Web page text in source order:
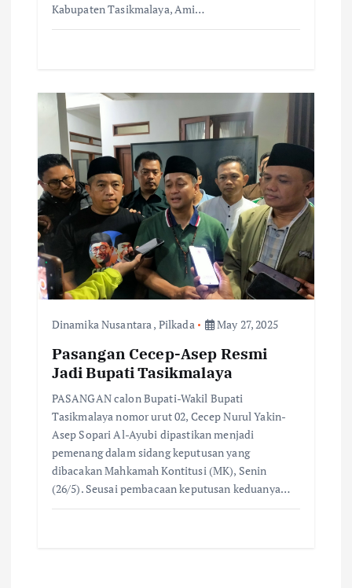
Kabupaten Tasikmalaya, Ami…
Dinamika Nusantara , Pilkada May 27, 2025
Pasangan Cecep-Asep Resmi
Jadi Bupati Tasikmalaya
PASANGAN calon Bupati-Wakil Bupati
Tasikmalaya nomor urut 02, Cecep Nurul Yakin-
Asep Sopari Al-Ayubi dipastikan menjadi
pemenang dalam sidang keputusan yang
dibacakan Mahkamah Kontitusi (MK), Senin
(26/5). Seusai pembacaan keputusan keduanya…